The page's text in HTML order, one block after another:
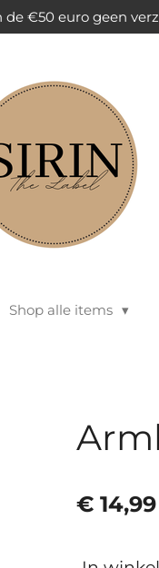
de €50 euro geen
Shop alle items
€ 14,99